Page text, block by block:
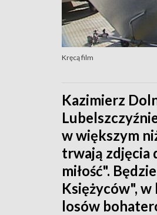
Kręcą film
Kazimierz
w większym
trwają zdjęcia
miłość".
Księżyców",
losów